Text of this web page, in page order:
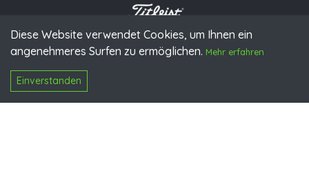
Diese Website verwendet Cookies, um Ihnen ein
angenehmeres Surfen zu ermöglichen. Mehr erfahren
Einverstanden
© 2026 PGAoG